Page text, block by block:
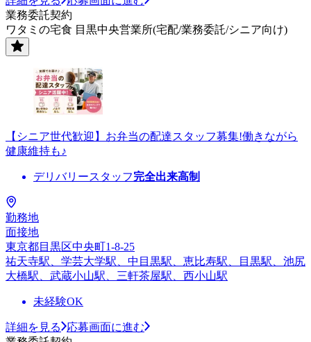
業務委託契約
ワタミの宅食 目黒中央営業所(宅配/業務委託/シニア向け)
【シニア世代歓迎】お弁当の配達スタッフ募集!働きながら
健康維持も♪
デリバリースタッフ完全出来高制
勤務地
面接地
東京都目黒区中央町1-8-25
祐天寺駅、学芸大学駅、中目黒駅、恵比寿駅、目黒駅、池尻
大橋駅、武蔵小山駅、三軒茶屋駅、西小山駅
未経験OK
詳細を見る
応募画面に進む